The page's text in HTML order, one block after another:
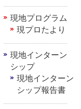
現地プログラム
現プロたより
現地インターン
シップ
現地インターン
シップ報告書